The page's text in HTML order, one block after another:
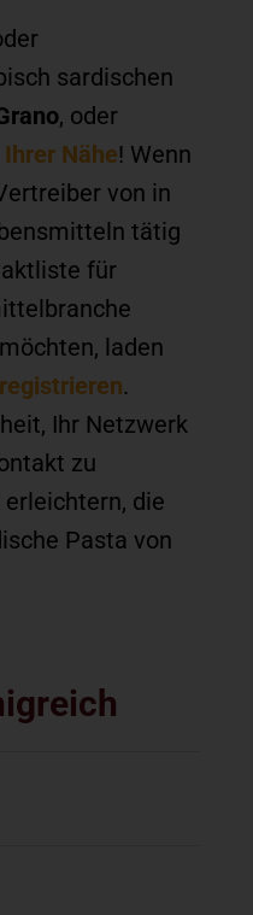
sardischen
, oder
Nähe! Wenn
von in
tätig
für
laden
.
Ihr Netzwerk
zu
die
Pasta von